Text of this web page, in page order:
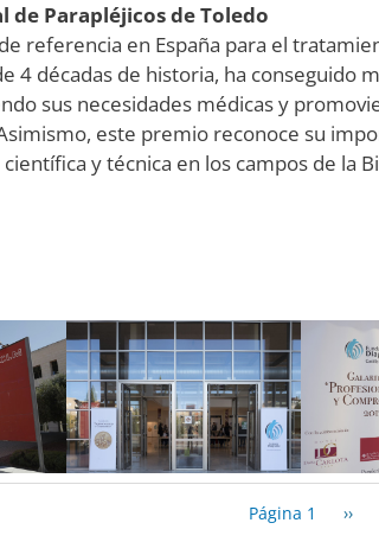
de Parapléjicos de Toledo
referencia en España para el
4 décadas de historia, ha conseguido
sus necesidades médicas y
este premio reconoce su
y técnica en los campos de la
Página 1 ››